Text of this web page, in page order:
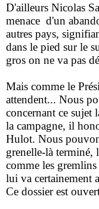
D'ailleurs Nicolas
menace d'un
autres pays,
dans le pied sur le
gros on ne va pas
Mais comme le
attendent... Nous
concernant ce sujet
la campagne, il
Hulot. Nous
grenelle-là terminé,
comme les
lui va certainement
Ce dossier est